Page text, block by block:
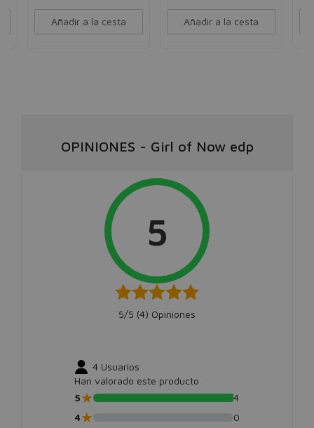
Añadir a la cesta Añadir a la cesta
OPINIONES - Girl of Now edp
5
5/5 (4) Opiniones
4 Usuarios
Han valorado este producto
5★
4
4★
0